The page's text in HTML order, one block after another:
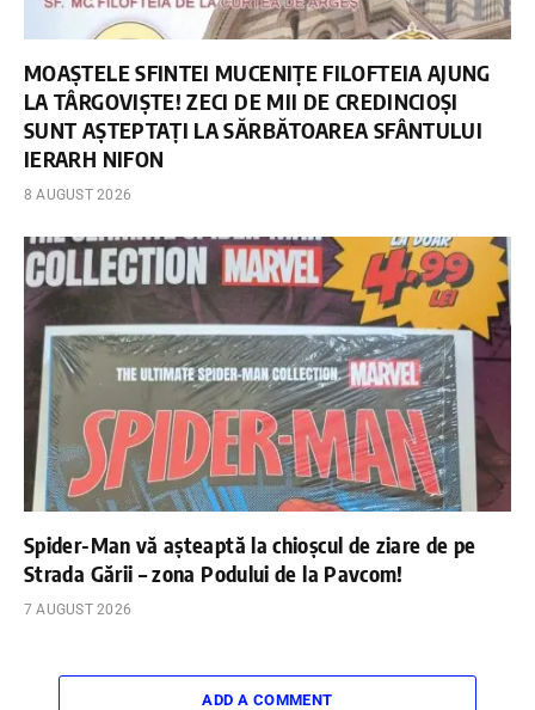
MOAȘTELE SFINTEI MUCENIȚE FILOFTEIA AJUNG
LA TÂRGOVIȘTE! ZECI DE MII DE CREDINCIOȘI
SUNT AȘTEPTAȚI LA SĂRBĂTOAREA SFÂNTULUI
IERARH NIFON
8 AUGUST 2026
Spider-Man vă așteaptă la chioșcul de ziare de pe
Strada Gării – zona Podului de la Pavcom!
7 AUGUST 2026
ADD A COMMENT